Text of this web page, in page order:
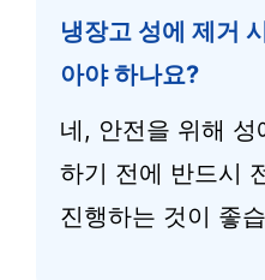
냉장고 성에 제거
아야 하나요?
네, 안전을 위해
하기 전에 반드시
진행하는 것이 좋